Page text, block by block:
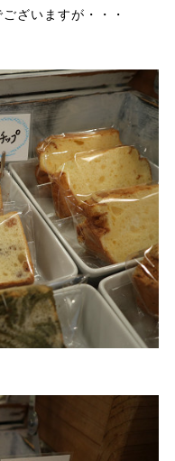
ざいますが・・・